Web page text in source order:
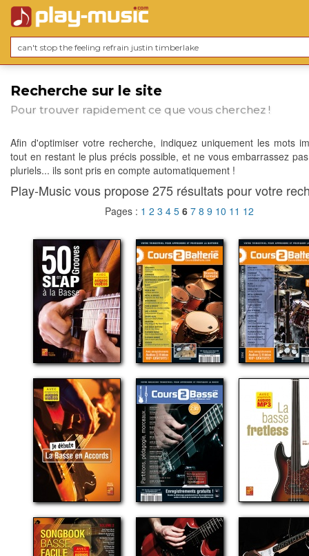
Recherche sur le site
Pour trouver rapidement ce que vous cherchez !
Afin d'optimiser votre recherche, indiquez uniquement les mots
tout en restant le plus précis possible, et ne vous embarrassez
pluriels... ils sont pris en compte automatiquement !
Play-Music vous propose 275 résultats pour votre
Pages : 1 2 3 4 5 6 7 8 9 10 11 12